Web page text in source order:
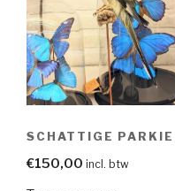
SCHATTIGE
€150,00 incl. btw